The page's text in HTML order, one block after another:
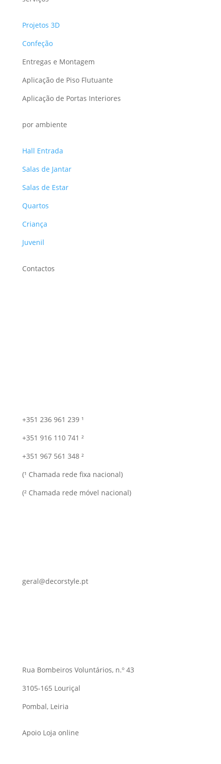
Projetos 3D
Confeção
Entregas e Montagem
Aplicação de Piso Flutuante
Aplicação de Portas Interiores
por ambiente
Hall Entrada
Salas de Jantar
Salas de Estar
Quartos
Criança
Juvenil
Contactos
+351 236 961 239 ¹
+351 916 110 741 ²
+351 967 561 348 ²
(¹ Chamada rede fixa nacional)
(² Chamada rede móvel nacional)
geral@decorstyle.pt
Rua Bombeiros Voluntários, n.º 43
3105-165 Louriçal
Pombal, Leiria
Apoio Loja online